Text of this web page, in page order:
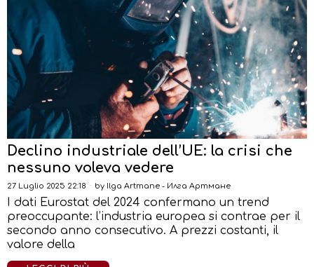
Declino industriale dell’UE: la crisi che
nessuno voleva vedere
27 Luglio 2025 22:18 by Ilga Artmane - Илга Артмане
I dati Eurostat del 2024 confermano un trend
preoccupante: l’industria europea si contrae per il
secondo anno consecutivo. A prezzi costanti, il
valore della